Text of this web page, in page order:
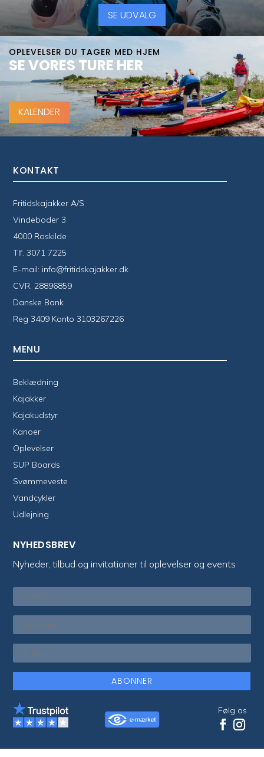
SE UDVALG
OPLEVELSER DU TAGER MED HJEM
SE VORES TURE HER
KALENDER
KONTAKT
Fritidskajakker A/S
Vindeboder 3
4000 Roskilde
Tlf.3071 7225
E-mail: info@fritidskajakker.dk
CVR. 28896859
Danske Bank
Reg 3409 Konto 3103267226
MENU
Beklædning
Kajakker
Kajakudstyr
Kanoer
Oplevelser
SUP Boards
Svømmeveste
Vandcykler
Udlejning
NYHEDSBREV
Nyheder, tilbud og invitationer til oplevelser og events
ABONNER
Følg os